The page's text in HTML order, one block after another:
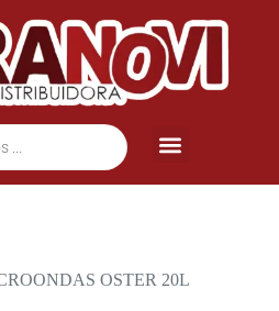
OSTER 20L